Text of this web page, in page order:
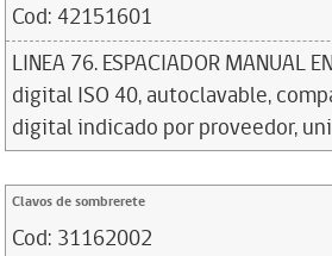
Cod: 42151601
LINEA 76. ESPACIADOR MANUAL
digital ISO 40, autoclavable,
digital indicado por proveedor,
Clavos de sombrerete
Cod: 31162002